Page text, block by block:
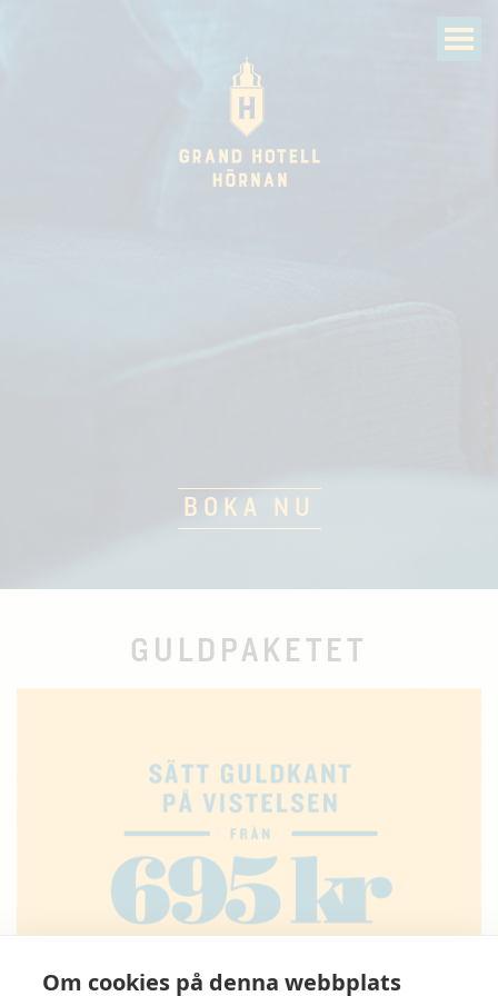
Om cookies på denna webbplats
BOKA NU
GULDPAKETET